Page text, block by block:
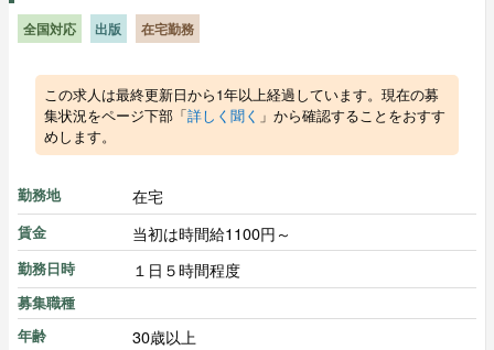
キーワード で探す
全国対応 出版 在宅勤務
この求人は最終更新日から1年以上経過しています。現在の募
集状況をページ下部「詳しく聞く 」から確認することをおすす
めします。
勤務地 在宅
賃金 当初は時間給1100円～
勤務日時 １日５時間程度
募集職種
年齢
30歳以上